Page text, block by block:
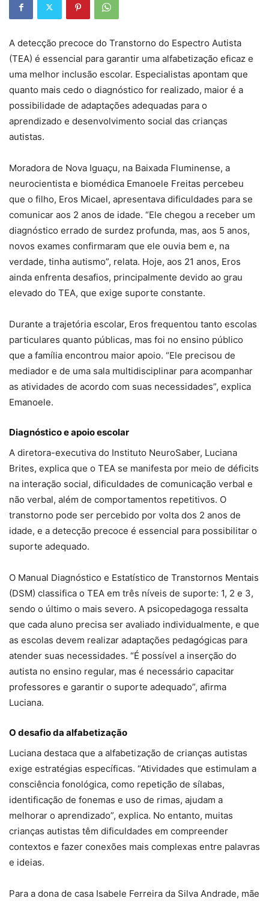
A detecção precoce do Transtorno do Espectro Autista
(TEA) é essencial para garantir uma alfabetização eficaz e
uma melhor inclusão escolar. Especialistas apontam que
quanto mais cedo o diagnóstico for realizado, maior é a
possibilidade de adaptações adequadas para o
aprendizado e desenvolvimento social das crianças
autistas.
Moradora de Nova Iguaçu, na Baixada Fluminense, a
neurocientista e biomédica Emanoele Freitas percebeu
que o filho, Eros Micael, apresentava dificuldades para se
comunicar aos 2 anos de idade. “Ele chegou a receber um
diagnóstico errado de surdez profunda, mas, aos 5 anos,
novos exames confirmaram que ele ouvia bem e, na
verdade, tinha autismo”, relata. Hoje, aos 21 anos, Eros
ainda enfrenta desafios, principalmente devido ao grau
elevado do TEA, que exige suporte constante.
Durante a trajetória escolar, Eros frequentou tanto escolas
particulares quanto públicas, mas foi no ensino público
que a família encontrou maior apoio. “Ele precisou de
mediador e de uma sala multidisciplinar para acompanhar
as atividades de acordo com suas necessidades”, explica
Emanoele.
Diagnóstico e apoio escolar
A diretora-executiva do Instituto NeuroSaber, Luciana
Brites, explica que o TEA se manifesta por meio de déficits
na interação social, dificuldades de comunicação verbal e
não verbal, além de comportamentos repetitivos. O
transtorno pode ser percebido por volta dos 2 anos de
idade, e a detecção precoce é essencial para possibilitar o
suporte adequado.
O Manual Diagnóstico e Estatístico de Transtornos Mentais
(DSM) classifica o TEA em três níveis de suporte: 1, 2 e 3,
sendo o último o mais severo. A psicopedagoga ressalta
que cada aluno precisa ser avaliado individualmente, e que
as escolas devem realizar adaptações pedagógicas para
atender suas necessidades. “É possível a inserção do
autista no ensino regular, mas é necessário capacitar
professores e garantir o suporte adequado”, afirma
Luciana.
O desafio da alfabetização
Luciana destaca que a alfabetização de crianças autistas
exige estratégias específicas. “Atividades que estimulam a
consciência fonológica, como repetição de sílabas,
identificação de fonemas e uso de rimas, ajudam a
melhorar o aprendizado”, explica. No entanto, muitas
crianças autistas têm dificuldades em compreender
contextos e fazer conexões mais complexas entre palavras
e ideias.
Para a dona de casa Isabele Ferreira da Silva Andrade, mãe